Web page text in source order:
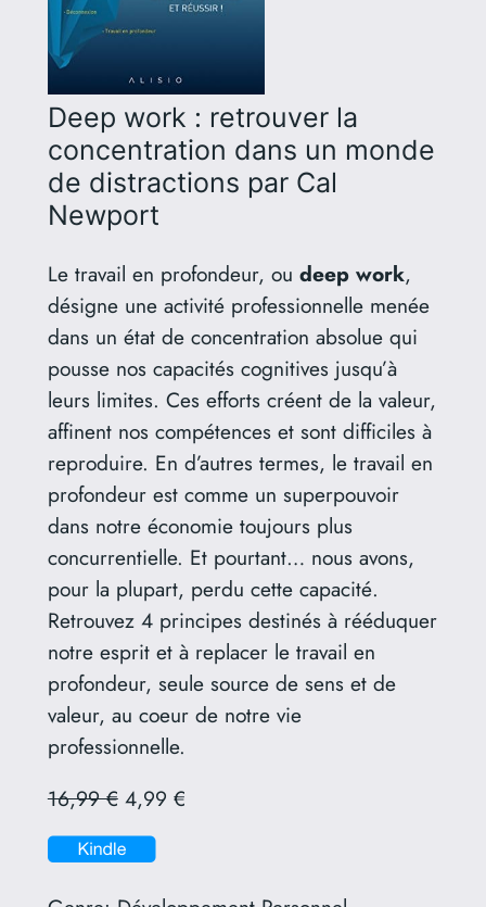
Deep work : retrouver la
concentration dans un monde
de distractions par Cal
Newport
Le travail en profondeur, ou deep work,
désigne une activité professionnelle menée
dans un état de concentration absolue qui
pousse nos capacités cognitives jusqu’à
leurs limites. Ces efforts créent de la valeur,
affinent nos compétences et sont difficiles à
reproduire. En d’autres termes, le travail en
profondeur est comme un superpouvoir
dans notre économie toujours plus
concurrentielle. Et pourtant… nous avons,
pour la plupart, perdu cette capacité.
Retrouvez 4 principes destinés à rééduquer
notre esprit et à replacer le travail en
profondeur, seule source de sens et de
valeur, au coeur de notre vie
professionnelle.
16,99 €4,99 €